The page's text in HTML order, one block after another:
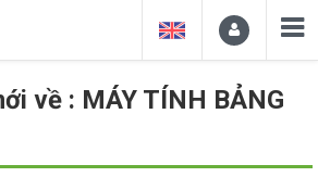
về : MÁY TÍNH BẢNG